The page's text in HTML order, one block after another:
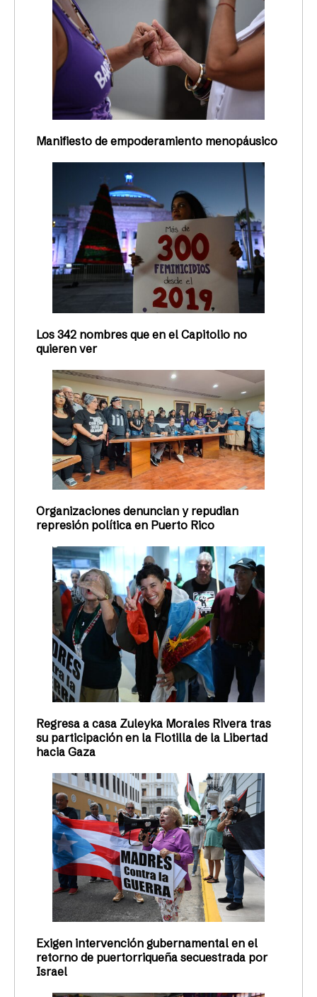
Manifiesto de empoderamiento menopáusico
Los 342 nombres que en el Capitolio no
quieren ver
Organizaciones denuncian y repudian
represión política en Puerto Rico
Regresa a casa Zuleyka Morales Rivera tras
su participación en la Flotilla de la Libertad
hacia Gaza
Exigen intervención gubernamental en el
retorno de puertorriqueña secuestrada por
Israel